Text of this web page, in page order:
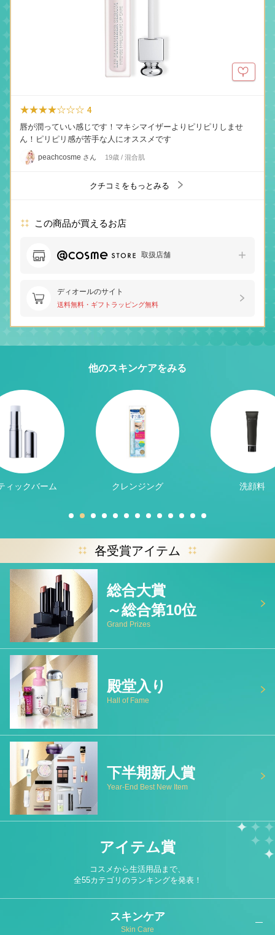
★★★★☆☆☆ 4
唇が潤っていい感じです！マキシマイザーよりピリピリしませ
ん！ピリピリ感が苦手な人にオススメです
peachcosme さん 19歳 / 混合肌
クチコミをもっとみる
この商品が買えるお店
取扱店舗
ディオールのサイト
送料無料・ギフトラッピング無料
他のスキンケアをみる
ィックバーム クレンジング 洗顔料
各受賞アイテム
総合大賞
～総合第10位
Grand Prizes
殿堂入り
Hall of Fame
下半期新人賞
Year-End Best New Item
アイテム賞
コスメから生活用品まで、
全55カテゴリのランキングを発表！
スキンケア
Skin Care